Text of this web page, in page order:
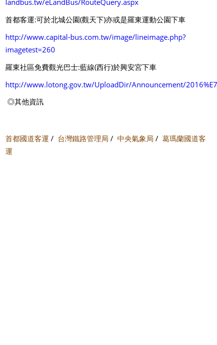
首都客運:可於北城公園(觀天下)亦或是羅東運動公園下車
http://www.capital-bus.com.tw/image/lineimage.php?
imagetest=260
羅東社區免費觀光巴士:藍線(西行)於興安宮下車
http://www.lotong.gov.tw/UploadDir/Announcement/
◎其他資訊
首都國道客運 / 台灣鐵路管理局 /中央氣象局 /葛瑪蘭國道客
運